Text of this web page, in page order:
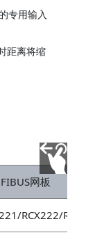
专用输入
距离将缩
网板
RCX222/